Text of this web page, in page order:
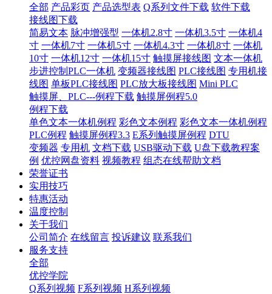
全部 产品彩页 产品选型表 Q系列文件下载 软件下载
接线图下载
简易文本 脉冲增强型 一体机2.8寸 一体机3.5寸 一体机4
寸 一体机7寸 一体机5寸 一体机4.3寸 一体机8寸 一体机
10寸 一体机12寸 一体机15寸 触摸屏接线图 文本一体机
步进控制PLC一体机 变频器接线图 PLC接线图 专用机接
线图 单板PLC接线图 PLC放大板接线图 Mini PLC
触摸屏、PLC---例程下载 触摸屏例程5.0
例程下载
单色文本一体机例程 彩色文本例程 彩色文本一体机例程
PLC例程 触摸屏例程3.3 E系列触摸屏例程 DTU
变频器 专用机 文档下载 USB驱动下载 U盘下载教程案
例 优控网盘资料 视频教程 组态在线帮助文档
荣誉证书
实用技巧
特惠活动
温度控制
关于我们
公司简介 在线留言 投诉建议 联系我们
服务支持
全部
优控学院
Q系列视频 F系列视频 H系列视频